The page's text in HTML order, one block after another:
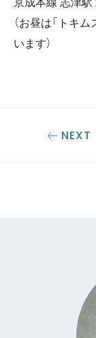
（お昼は「トキ
います）
NEXT